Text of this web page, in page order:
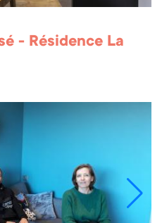
- Résidence La